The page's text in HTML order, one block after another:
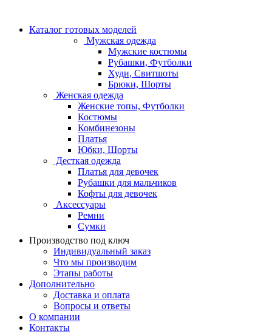
Каталог готовых моделей
Мужская одежда
Мужские костюмы
Рубашки, Футболки
Худи, Свитшоты
Брюки, Шорты
Женская одежда
Женские топы, Футболки
Костюмы
Комбинезоны
Платья
Юбки, Шорты
Десткая одежда
Платья для девочек
Рубашки для мальчиков
Кофты для девочек
Аксессуары
Ремни
Сумки
Производство под ключ
Индивидуальный заказ
Что мы производим
Этапы работы
Дополнительно
Доставка и оплата
Вопросы и ответы
О компании
Контакты